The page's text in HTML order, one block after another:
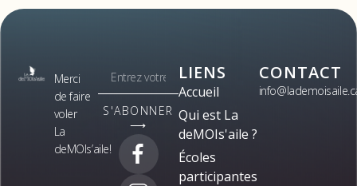
Merci
de faire
voler
La
deMOIs’aile!
S'ABONNER
⟶
LIENS
Accueil
Qui est La
deMOIs'aile ?
Écoles
participantes
CONTACT